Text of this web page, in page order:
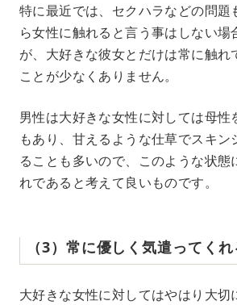
特に最近では、セクハラなどの問題
ら女性に触れると言う事はしない場
が、大好きな彼女とだけは常に触れ
ことが少なくありません。
男性は大好きな女性に対しては母性
もあり、甘えるような仕草でスキン
ることも多いので、このような状態
れであると考えて良いものです。
（3）常に優しく気遣ってくれ
大好きな女性に対してはやはり大切